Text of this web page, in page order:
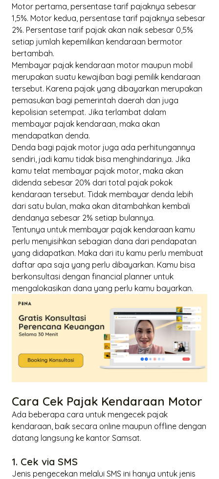
Motor pertama, persentase tarif pajaknya sebesar
1,5%. Motor kedua, persentase tarif pajaknya sebesar
2%. Persentase tarif pajak akan naik sebesar 0,5%
setiap jumlah kepemilikan kendaraan bermotor
bertambah.
Membayar pajak kendaraan motor maupun mobil
merupakan suatu kewajiban bagi pemilik kendaraan
tersebut. Karena pajak yang dibayarkan merupakan
pemasukan bagi pemerintah daerah dan juga
kepolisian setempat. Jika terlambat dalam
membayar pajak kendaraan, maka akan
mendapatkan denda.
Denda bagi pajak motor juga ada perhitungannya
sendiri, jadi kamu tidak bisa menghindarinya. Jika
kamu telat membayar pajak motor, maka akan
didenda sebesar 20% dari total pajak pokok
kendaraan tersebut. Tidak membayar denda lebih
dari satu bulan, maka akan ditambahkan kembali
dendanya sebesar 2% setiap bulannya.
Tentunya untuk membayar pajak kendaraan kamu
perlu menyisihkan sebagian dana dari pendapatan
yang didapatkan. Maka dari itu kamu perlu membuat
daftar apa saja yang perlu dibayarkan. Kamu bisa
berkonsultasi dengan financial planner untuk
mengalokasikan dana yang perlu kamu bayarkan.
Cara Cek Pajak Kendaraan Motor
Ada beberapa cara untuk mengecek pajak
kendaraan, baik secara online maupun offline dengan
datang langsung ke kantor Samsat.
1. Cek via SMS
Jenis pengecekan melalui SMS ini hanya untuk jenis